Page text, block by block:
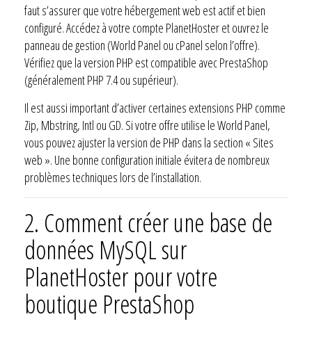
faut s’assurer que votre hébergement web est actif et bien
configuré. Accédez à votre compte PlanetHoster et ouvrez le
panneau de gestion (World Panel ou cPanel selon l’offre).
Vérifiez que la version PHP est compatible avec PrestaShop
(généralement PHP 7.4 ou supérieur).
Il est aussi important d’activer certaines extensions PHP comme
Zip, Mbstring, Intl ou GD. Si votre offre utilise le World Panel,
vous pouvez ajuster la version de PHP dans la section « Sites
web ». Une bonne configuration initiale évitera de nombreux
problèmes techniques lors de l’installation.
2. Comment créer une base de
données MySQL sur
PlanetHoster pour votre
boutique PrestaShop